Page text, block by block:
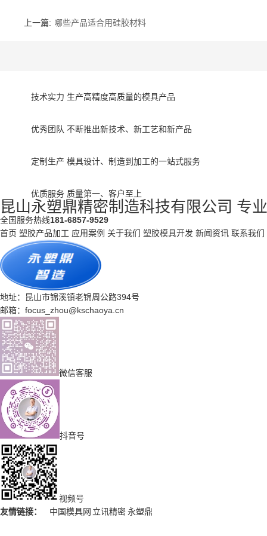
上一篇: 哪些产品适合用硅胶材料
技术实力 生产高精度高质量的模具产品
优秀团队 不断推出新技术、新工艺和新产品
定制生产 模具设计、制造到加工的一站式服务
优质服务 质量第一、客户至上
昆山永塑鼎精密制造科技有限公司 专
全国服务热线181-6857-9529
首页 塑胶产品加工 应用案例 关于我们 塑胶模具开发 新闻资讯 联系我们
地址：昆山市锦溪镇老锦周公路394号
邮箱：focus_zhou@kschaoya.cn
微信客服
抖音号
视频号
友情链接：
中国模具网 立讯精密永塑鼎